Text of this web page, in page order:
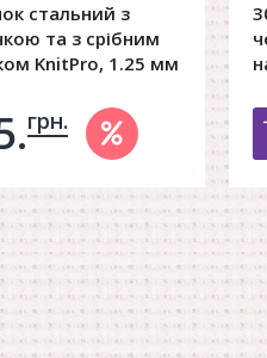
стальний з
та з срібним
KnitPro, 1.25 мм
в корзину
грн.